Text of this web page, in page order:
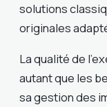
solutions
originales
La qualité de
autant que les
sa gestion des